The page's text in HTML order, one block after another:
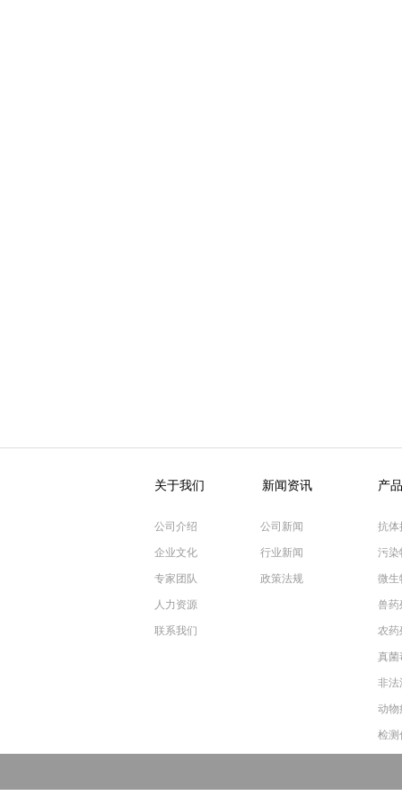
抗体
污染
微生
兽药
农药
真菌
非法
动物
检测
产
公司新闻
行业新闻
政策法规
新闻资讯
公司介绍
企业文化
专家团队
人力资源
联系我们
关于我们